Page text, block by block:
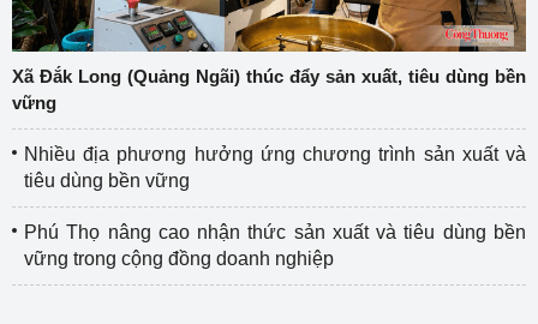
Xã Đắk Long (Quảng Ngãi) thúc đẩy sản xuất, tiêu dùng bền
vững
Nhiều địa phương hưởng ứng chương trình sản xuất và
tiêu dùng bền vững
Phú Thọ nâng cao nhận thức sản xuất và tiêu dùng bền
vững trong cộng đồng doanh nghiệp